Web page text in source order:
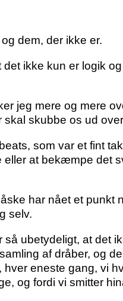
dem, der ikke er.
ikke kun er logik
jeg mere og mere
skubbe os ud
, som var et fint
at bekæmpe det
har nået et punkt
selv.
så ubetydeligt, at det
af dråber, og
hver eneste gang, vi
og fordi vi smitter